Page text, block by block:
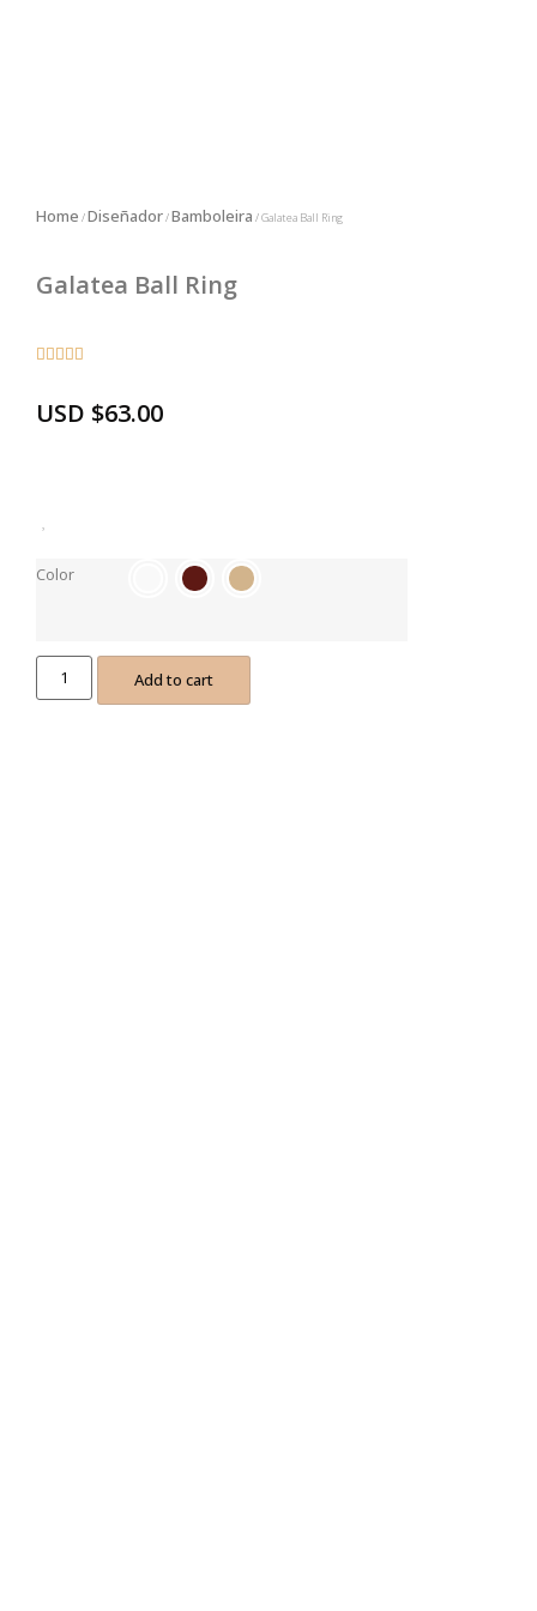
Home /Diseñador/Bamboleira / Galatea Ball Ring
Galatea Ball Ring
    
USD $63.00
Color
Add to cart